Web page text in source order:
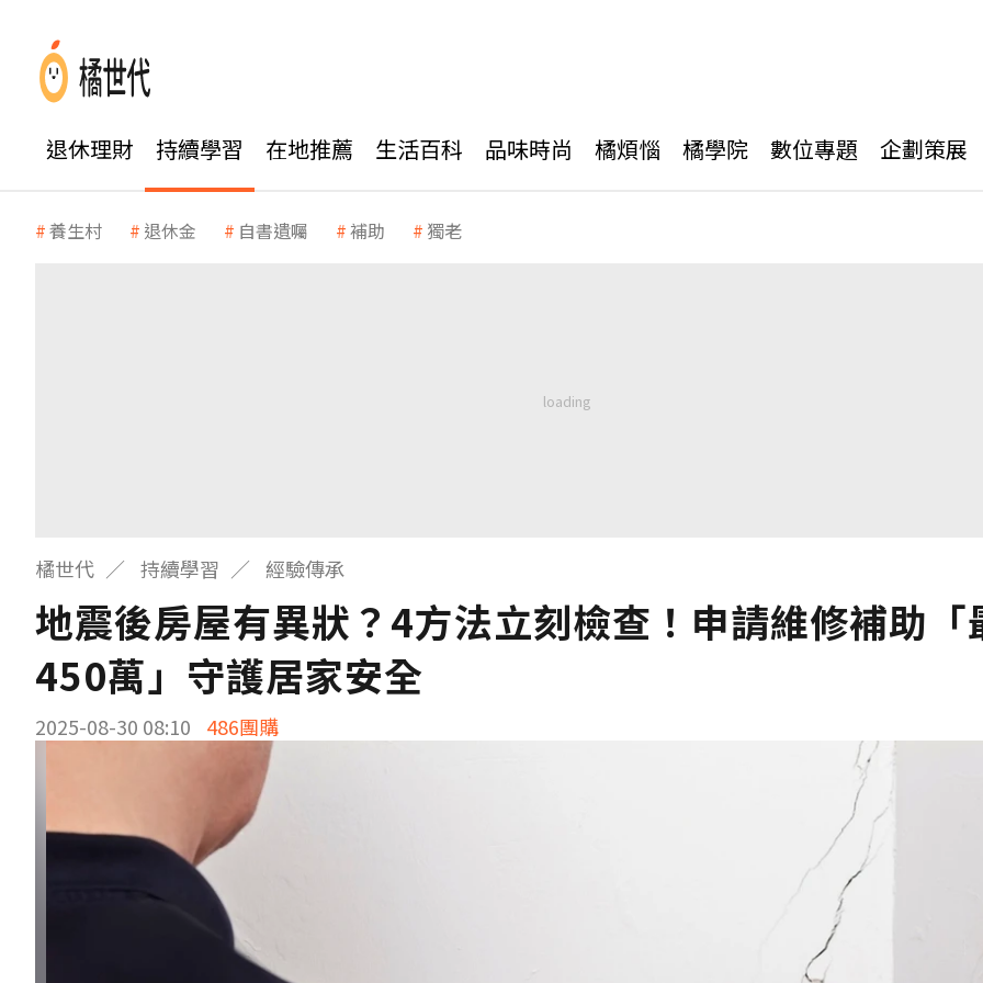
退休理財 持續學習 在地推薦 生活百科 品味時尚 橘煩惱 橘學院 數位專題 企劃策展
養生村 退休金 自書遺囑 補助 獨老
橘世代 持續學習 經驗傳承
地震後房屋有異狀？4方法立刻檢查！申請維修補助「
450萬」守護居家安全
2025-08-30 08:10 486團購